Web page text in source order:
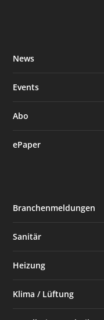
News
Events
Abo
ePaper
Branchenmeldungen
Sanitär
Heizung
Klima / Lüftung